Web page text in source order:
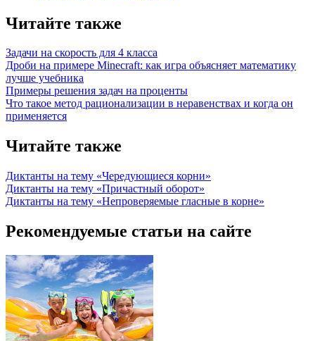
Читайте также
Задачи на скорость для 4 класса
Дроби на примере Minecraft: как игра объясняет математику
лучше учебника
Примеры решения задач на проценты
Что такое метод рационализации в неравенствах и когда он
применяется
Читайте также
Диктанты на тему «Чередующиеся корни»
Диктанты на тему «Причастный оборот»
Диктанты на тему «Непроверяемые гласные в корне»
Рекомендуемые статьи на сайте